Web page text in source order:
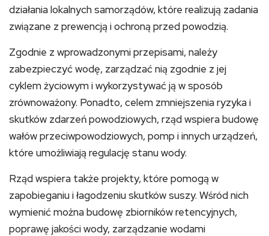
działania lokalnych samorządów, które realizują zadania
związane z prewencją i ochroną przed powodzią.
Zgodnie z wprowadzonymi przepisami, należy
zabezpieczyć wodę, zarządzać nią zgodnie z jej
cyklem życiowym i wykorzystywać ją w sposób
zrównoważony. Ponadto, celem zmniejszenia ryzyka i
skutków zdarzeń powodziowych, rząd wspiera budowę
wałów przeciwpowodziowych, pomp i innych urządzeń,
które umożliwiają regulację stanu wody.
Rząd wspiera także projekty, które pomogą w
zapobieganiu i łagodzeniu skutków suszy. Wśród nich
wymienić można budowę zbiorników retencyjnych,
poprawę jakości wody, zarządzanie wodami